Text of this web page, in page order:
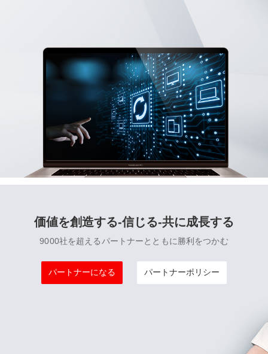
価値を創造する-信じる-共に成長する
9000社を超えるパートナーとともに勝利をつかむ
パートナーになる パートナーポリシー